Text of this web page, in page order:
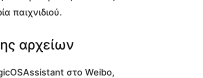
παιχνιδιού.
αρχείων
στο Weibo,